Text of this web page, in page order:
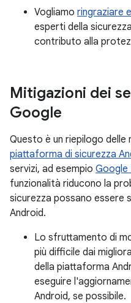
Vogliamo ringraziare
esperti della
contributo alla
Mitigazioni dei
Google
Questo è un riepilogo
piattaforma di sicurezza
servizi, ad esempio Google
funzionalità riducono la
sicurezza possano essere
Android.
Lo sfruttamento di
più difficile dai
della piattaforma
eseguire
Android, se possibile.